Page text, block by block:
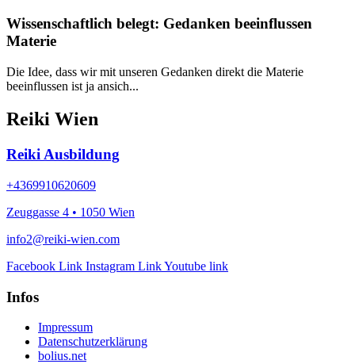
Wissenschaftlich belegt: Gedanken beeinflussen
Materie
Die Idee, dass wir mit unseren Gedanken direkt die Materie
beeinflussen ist ja ansich...
Reiki Wien
Reiki Ausbildung
+4369910620609
Zeuggasse 4 • 1050 Wien
info2@reiki-wien.com
Facebook Link Instagram LinkYoutube link
Infos
Impressum
Datenschutzerklärung
bolius.net